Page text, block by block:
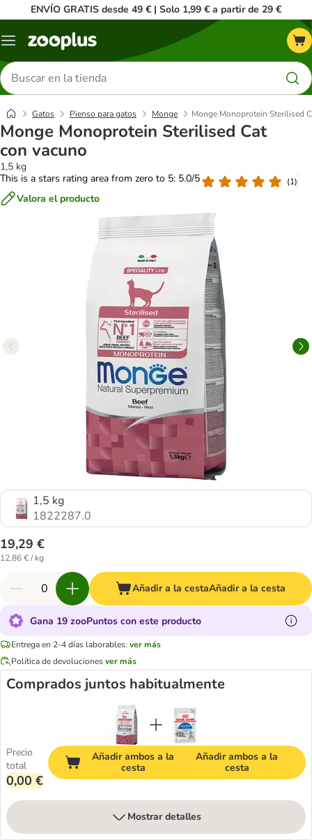
ENVÍO GRATIS desde 49 € | Solo 1,99 € a partir de 29 €
Menú
Buscar
productos
Gatos Pienso para gatos Monge Monge Monoprotein Sterilised
Monge Monoprotein Sterilised Cat
con vacuno
1,5 kg
This is a stars rating area from zero to 5: 5.0/5
(1)
Valora el producto
1,5 kg
1822287.0
19,29 €
12,86 € / kg
Añadir a la cestaAñadir a la cesta
Gana 19 zooPuntos con este producto
Entrega en 2-4 días laborables: ver más
Política de devolucionesver más
Comprados juntos habitualmente
Precio
total
0,00 €
Añadir ambos a la
cesta
Añadir ambos a la
cesta
Mostrar detalles